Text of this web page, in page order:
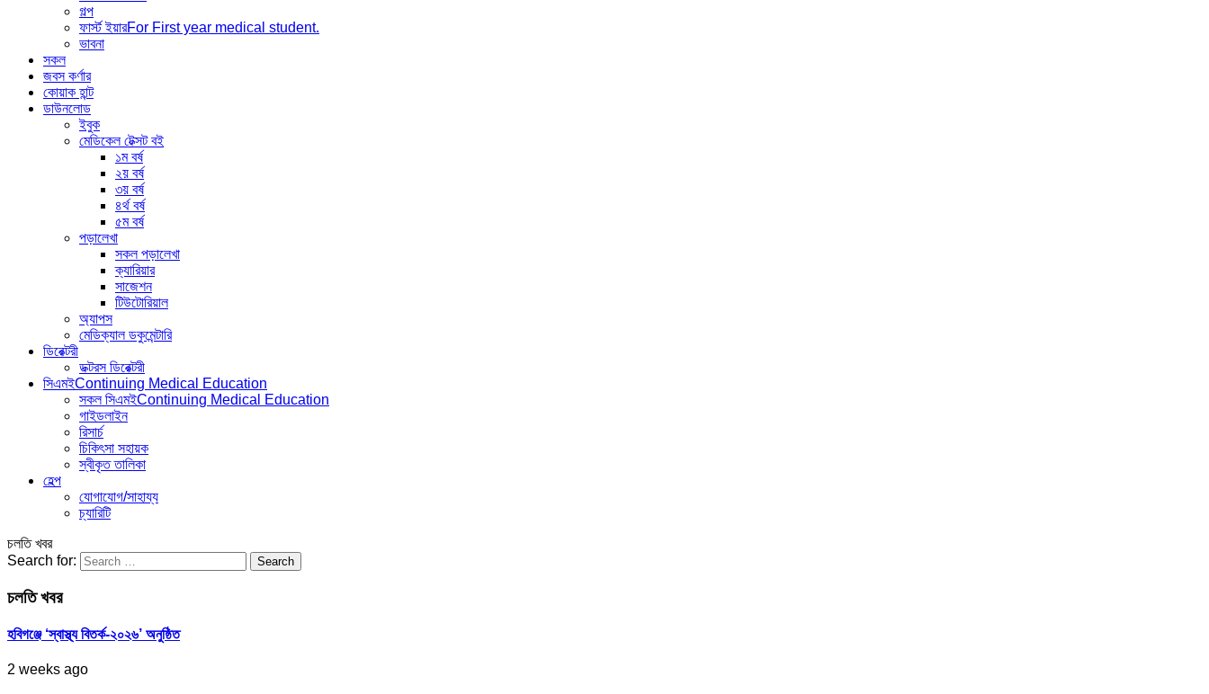
গল্প
ফার্স্ট ইয়ারFor First year medical student.
ভাবনা
সকল
জবস কর্ণার
কোয়াক হান্ট
ডাউনলোড
ইবুক
মেডিকেল টেক্সট বই
১ম বর্ষ
২য় বর্ষ
৩য় বর্ষ
৪র্থ বর্ষ
৫ম বর্ষ
পড়ালেখা
সকল পড়ালেখা
ক্যারিয়ার
সাজেশন
টিউটোরিয়াল
অ্যাপস
মেডিক্যাল ডকুমেন্টারি
ডিরেক্টরী
ডক্টরস ডিরেক্টরী
সিএমইContinuing Medical Education
সকল সিএমইContinuing Medical Education
গাইডলাইন
রিসার্চ
চিকিৎসা সহায়ক
স্বীকৃত তালিকা
হেল্প
যোগাযোগ/সাহায্য
চ্যারিটি
চলতি খবর
Search for:
চলতি খবর
হবিগঞ্জে ‘স্বাস্থ্য বিতর্ক-২০২৬’ অনুষ্ঠিত
2 weeks ago